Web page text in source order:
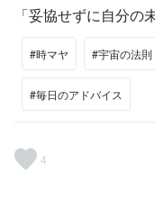
「妥協せずに自分の
#時マヤ #宇宙の法則
#毎日のアドバイス
4